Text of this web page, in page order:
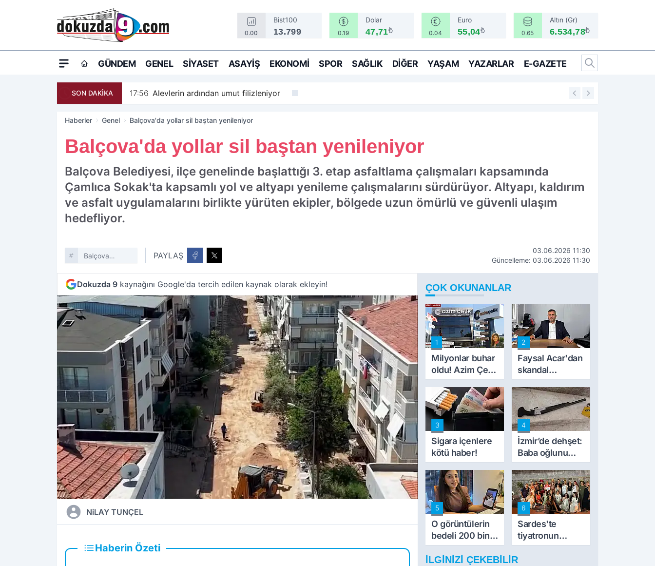
0.00
Bist100
13.799 0.19
Dolar
47,71₺ 0.04
Euro
55,04₺ 0.65
Altın (Gr)
6.534,78₺
GÜNDEM GENEL SIYASET ASAYIŞ EKONOMI SPOR SAĞLIK DIĞER YAŞAM YAZARLAR E-GAZETE
SON DAKİKA 17:56 Alevlerin ardından umut filizleniyor 17:16 Emeklilerin
Haberler Genel Balçova'da yollar sil baştan yenileniyor
Balçova'da yollar sil baştan yenileniyor
Balçova Belediyesi, ilçe genelinde başlattığı 3. etap asfaltlama çalışmaları kapsamında
Çamlıca Sokak'ta kapsamlı yol ve altyapı yenileme çalışmalarını sürdürüyor. Altyapı, kaldırım
ve asfalt uygulamalarını birlikte yürüten ekipler, bölgede uzun ömürlü ve güvenli ulaşım
hedefliyor.
Balçova
PAYLAŞ
03.06.2026 11:30
Güncelleme: 03.06.2026 11:30
Dokuzda 9 kaynağını Google'da tercih edilen kaynak olarak ekleyin!
NiLAY TUNÇEL
Haberin Özeti
ÇOK OKUNANLAR
1
Milyonlar buhar
oldu! Azim Çelik
inşaat mağduru
ilk kez konuştu
2
Faysal Acar'dan
skandal
açıklamalar:
'Haluk Levent
peynircilerimizi
de kıskaca aldı,
müdahale ettik'
3
Sigara içenlere
kötü haber!
4
İzmir’de dehşet:
Baba oğlunu
vurdu
5
O görüntülerin
bedeli 200 bin
TL
6
Sardes'te
tiyatronun
imece ruhu
binlerce yıllık
İLGINIZI ÇEKEBILIR